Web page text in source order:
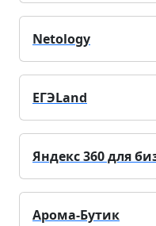
Netology
ЕГЭLand
Яндекс 360 для
Арома-Бутик